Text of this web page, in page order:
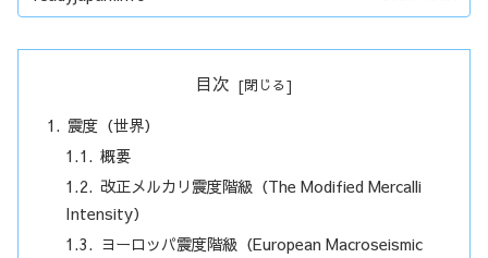
目次
震度（世界）
概要
改正メルカリ震度階級（The Modified Mercalli
Intensity）
ヨーロッパ震度階級（European Macroseismic